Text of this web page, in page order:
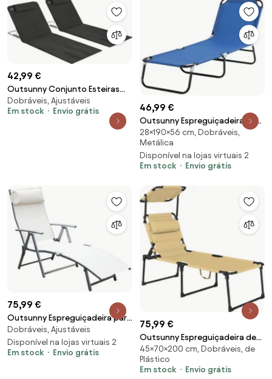
42,99 €
Outsunny Conjunto Esteiras
Praia Encosto Reclinável 5 Níveis
Bolsa Transporte Apoio Cabeça
Confortáveis 48x134x33-43 cm
Dobráveis, Ajustáveis
Em stock
Envio grátis 46,99 €
Outsunny Espreguiçadeira de
Praia Dobrável Reclinável
Exterior 3 Posições Ângulo
Ajustável Confortável 120 kg
190x56x28 cm Azul | Aosom
28×190×56 cm, Dobráveis,
Metálica
Disponível na lojas virtuais 2
Em stock
Envio grátis
75,99 €
Outsunny Espreguiçadeira para
Piscina Dobrável Jardim
Encosto Ajustável 7 Posições
Apoio Cabeça Confortável
Dobráveis, Ajustáveis
Disponível na lojas virtuais 2
Em stock
Envio grátis
75,99 €
Outsunny Espreguiçadeira de
Praia Dobrável Espreguiçadeira
de Jardim com Toldo Ajustável
para Terraço Piscina
45×70×200 cm, Dobráveis, de
Plástico
Em stock
Envio grátis